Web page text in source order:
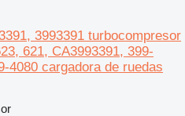
3993391 turbocompresor
621, CA3993391, 399-
4080 cargadora de ruedas